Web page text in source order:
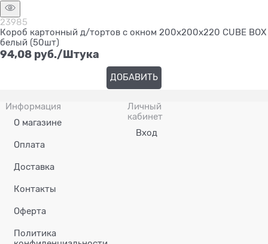
23985
Короб картонный д/тортов с окном 200х200х220 CUBE BOX
белый (50шт)
94,08 руб./Штука
ДОБАВИТЬ
Информация
О магазине
Оплата
Доставка
Контакты
Оферта
Политика
Личный
кабинет
Вход